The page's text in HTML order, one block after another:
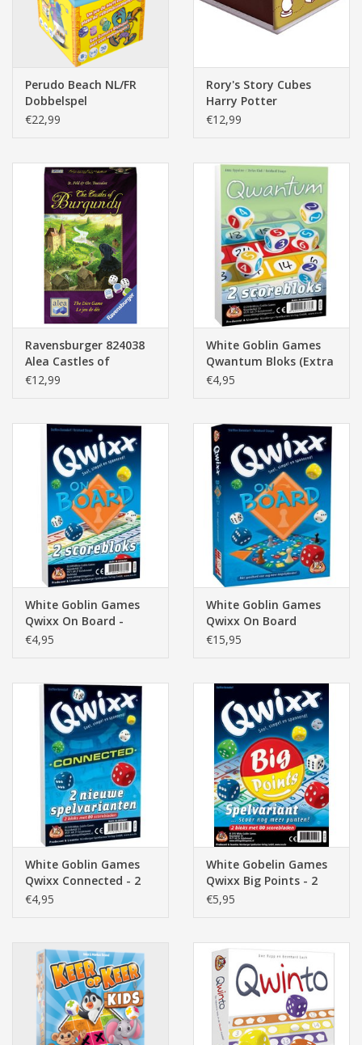
Perudo Beach NL/FR
Dobbelspel
€22,99
Rory's Story Cubes
Harry Potter
€12,99
Ravensburger 824038
Alea Castles of
Burgundy dice –
€12,99
White Goblin Games
Qwantum Bloks (Extra
Scorebloks)
€4,95
White Goblin Games
Qwixx On Board -
(Extra Scorebloks)
€4,95
White Goblin Games
Qwixx On Board
€15,95
White Goblin Games
Qwixx Connected - 2
Scorebloks
€4,95
White Gobelin Games
Qwixx Big Points - 2
Scorebloks
€5,95